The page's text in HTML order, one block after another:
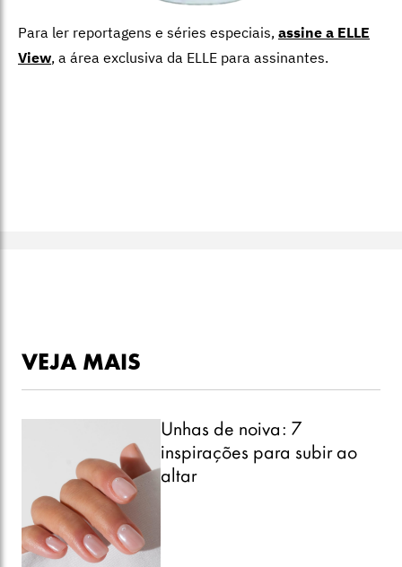
Para ler reportagens e séries especiais, assine a ELLE
View, a área exclusiva da ELLE para assinantes.
VEJA MAIS
Unhas de noiva: 7
inspirações para subir ao
altar